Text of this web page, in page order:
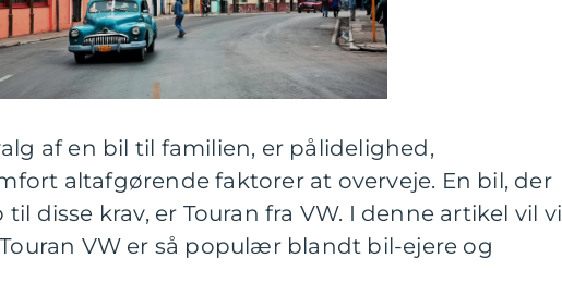
af en bil til familien, er pålidelighed,
altafgørende faktorer at overveje. En bil, der
disse krav, er Touran fra VW. I denne artikel vil vi
VW er så populær blandt bil-ejere og